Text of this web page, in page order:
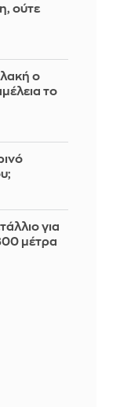
ούτε
ο
το
για
μέτρα